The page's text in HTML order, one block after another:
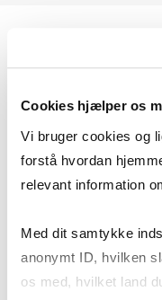
Cookies hjælper os
Vi bruger cookies og
forstå hvordan
relevant information
Med dit samtykke
anonymt ID, hvilken
os med, hvilket land
Geopolitik og
navigerer man